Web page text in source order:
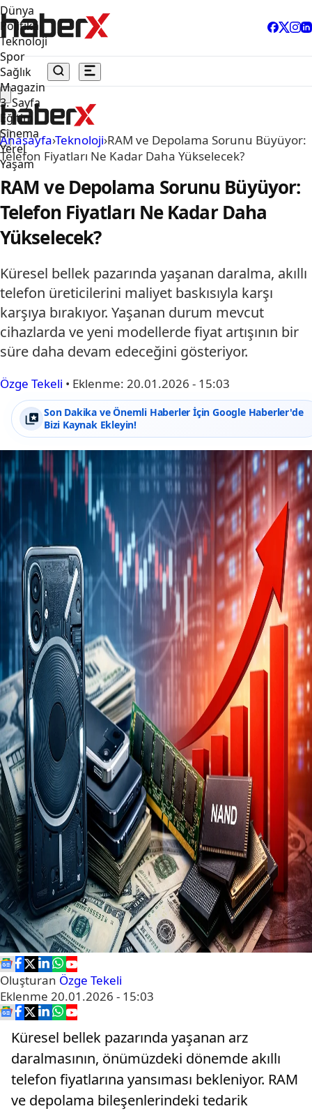
Dünya
Politika
Teknoloji
Spor
Sağlık
Magazin
3. Sayfa
Eğitim
Sinema
Yerel
Yaşam
Anasayfa›Teknoloji›RAM ve Depolama Sorunu Büyüyor:
Telefon Fiyatları Ne Kadar Daha Yükselecek?
RAM ve Depolama Sorunu Büyüyor:
Telefon Fiyatları Ne Kadar Daha
Yükselecek?
Küresel bellek pazarında yaşanan daralma, akıllı
telefon üreticilerini maliyet baskısıyla karşı
karşıya bırakıyor. Yaşanan durum mevcut
cihazlarda ve yeni modellerde fiyat artışının bir
süre daha devam edeceğini gösteriyor.
Özge Tekeli • Eklenme: 20.01.2026 - 15:03
Son Dakika ve Önemli Haberler İçin Google Haberler'de
Bizi Kaynak Ekleyin!
Oluşturan Özge Tekeli
Eklenme 20.01.2026 - 15:03
Küresel bellek pazarında yaşanan arz
daralmasının, önümüzdeki dönemde akıllı
telefon fiyatlarına yansıması bekleniyor. RAM
ve depolama bileşenlerindeki tedarik